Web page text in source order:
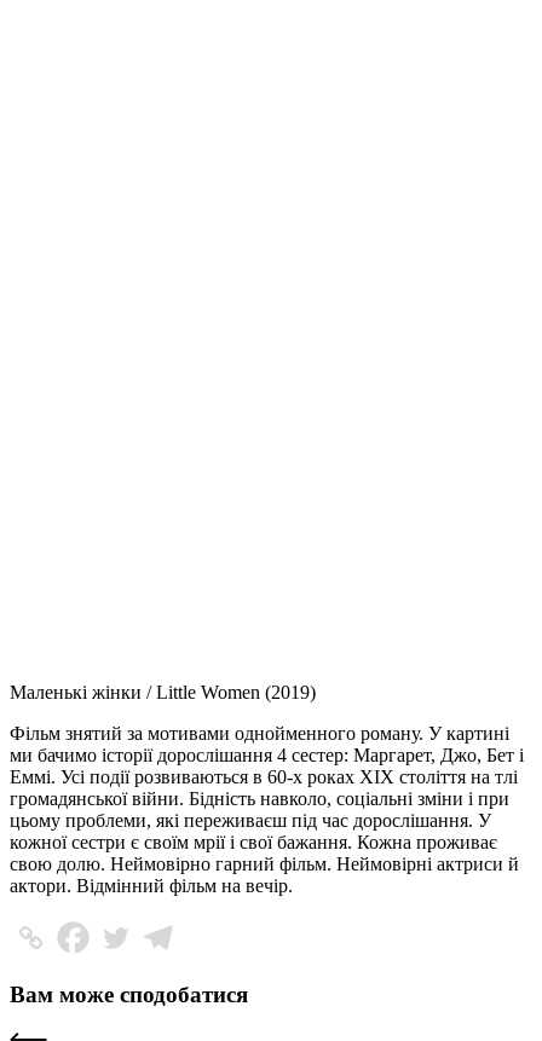
Маленькі жінки / Little Women (2019)
Фільм знятий за мотивами однойменного роману. У картині
ми бачимо історії дорослішання 4 сестер: Маргарет, Джо, Бет і
Еммі. Усі події розвиваються в 60-х роках XIX століття на тлі
громадянської війни. Бідність навколо, соціальні зміни і при
цьому проблеми, які переживаєш під час дорослішання. У
кожної сестри є своїм мрії і свої бажання. Кожна проживає
свою долю. Неймовірно гарний фільм. Неймовірні актриси й
актори. Відмінний фільм на вечір.
Вам може сподобатися